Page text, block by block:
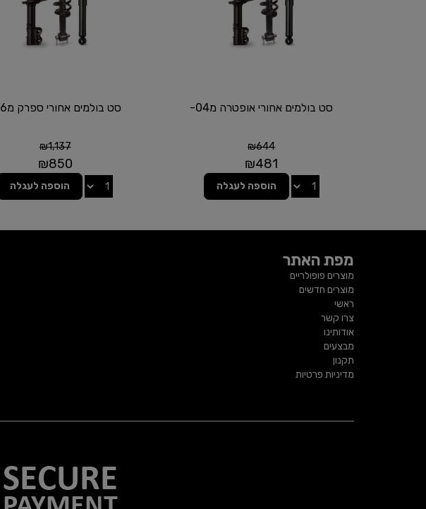
סט בולמים אחורי אופטרה מ04-
₪644
₪481
הוספה לעגלה
סט בולמים אחורי ספרק מ16-
₪1,137
₪850
הוספה לעגלה
מפת האתר
מוצרים פופולריים
מוצרים חדשים
ראשי
צרו קשר
אודותינו
מבצעים
תקנון
מדיניות פרטיות